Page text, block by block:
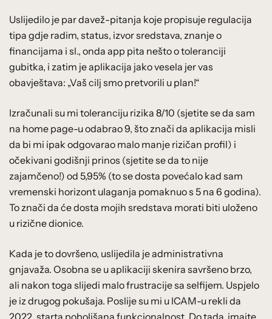
Uslijedilo je par davež-pitanja koje propisuje regulacija
tipa gdje radim, status, izvor sredstava, znanje o
financijama i sl., onda app pita nešto o toleranciji
gubitka, i zatim je aplikacija jako vesela jer vas
obavještava: „Vaš cilj smo pretvorili u plan!“
Izračunali su mi toleranciju rizika 8/10 (sjetite se da sam
na home page-u odabrao 9, što znači da aplikacija misli
da bi mi ipak odgovarao malo manje rizičan profil) i
očekivani godišnji prinos (sjetite se da to nije
zajamčeno!) od 5,95% (to se dosta povećalo kad sam
vremenski horizont ulaganja pomaknuo s 5 na 6 godina).
To znači da će dosta mojih sredstava morati biti uloženo
u rizične dionice.
Kada je to dovršeno, uslijedila je administrativna
gnjavaža. Osobna se u aplikaciji skenira savršeno brzo,
ali nakon toga slijedi malo frustracije sa selfijem. Uspjelo
je iz drugog pokušaja. Poslije su mi u ICAM-u rekli da
2022. starta poboljšana funkcionalnost. Do tada, imajte